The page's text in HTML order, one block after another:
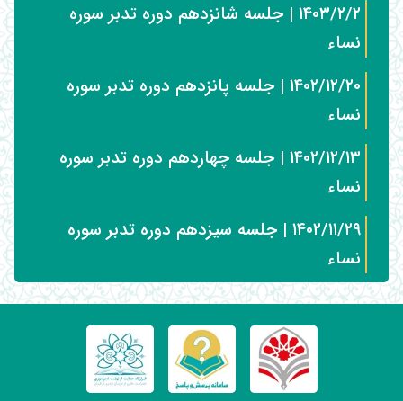
۱۴۰۳/۲/۲ | جلسه شانزدهم دوره تدبر سوره
نساء
۱۴۰۲/۱۲/۲۰ | جلسه پانزدهم دوره تدبر سوره
نساء
۱۴۰۲/۱۲/۱۳ | جلسه چهاردهم دوره تدبر سوره
نساء
۱۴۰۲/۱۱/۲۹ | جلسه سیزدهم دوره تدبر سوره
نساء